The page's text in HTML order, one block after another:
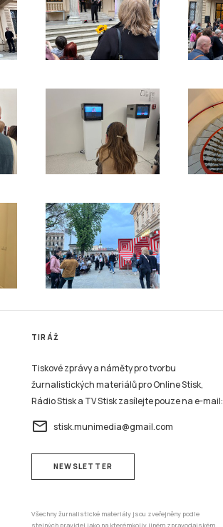
TIRÁŽ
Tiskové zprávy a náměty pro tvorbu
žurnalistických materiálů pro Online Stisk,
Rádio Stisk a TV Stisk zasílejte pouze na e-mail:
email stisk.munimedia@gmail.com
NEWSLETTER
Všechny žurnalistické materiály jsou zveřejněny podle